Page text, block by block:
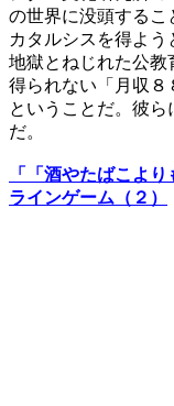
の世界に没頭するこ
カタルシスを得よ
地獄とねじれた公教
得られない「月収８
ということだ。彼
だ。
「「酒やたばこよ
ラインゲーム（２）